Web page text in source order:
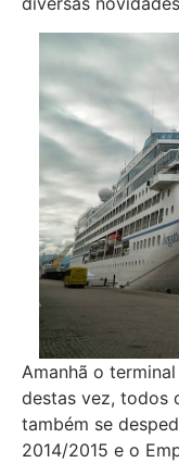
Amanhã o
destas vez, todos
também se
2014/2015 e o